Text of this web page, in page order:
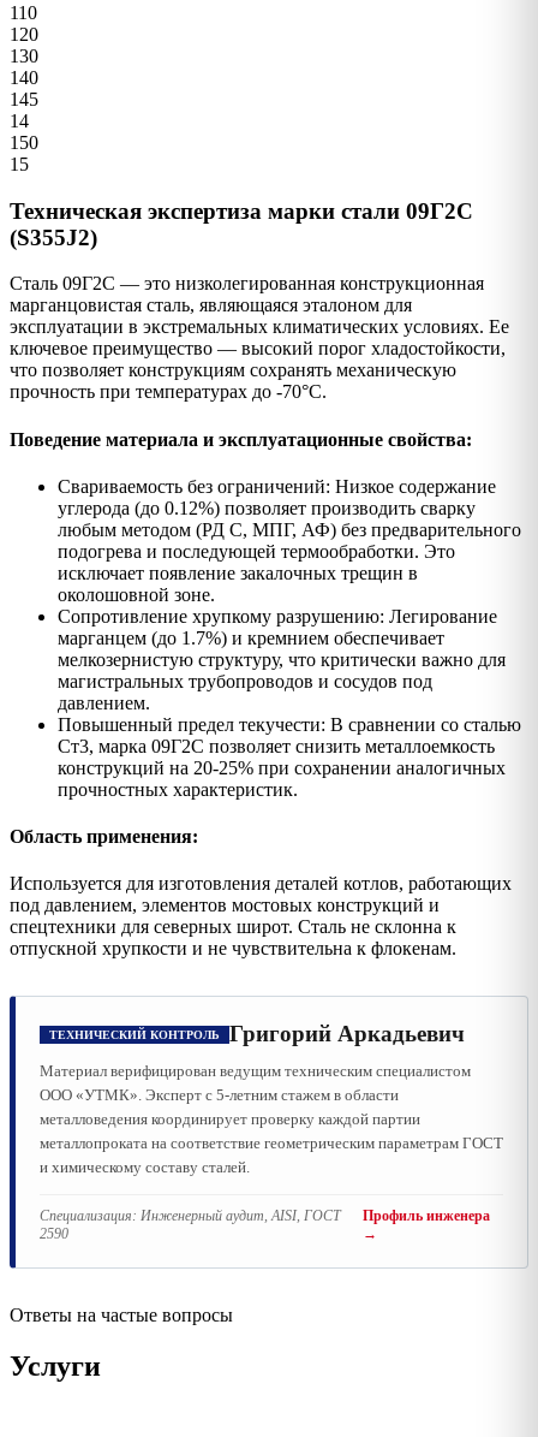
110
120
130
140
145
14
150
15
Техническая экспертиза марки стали 09Г2С
(S355J2)
Сталь 09Г2С — это низколегированная конструкционная
марганцовистая сталь, являющаяся эталоном для
эксплуатации в экстремальных климатических условиях. Ее
ключевое преимущество — высокий порог хладостойкости,
что позволяет конструкциям сохранять механическую
прочность при температурах до -70°C.
Поведение материала и эксплуатационные свойства:
Свариваемость без ограничений: Низкое содержание
углерода (до 0.12%) позволяет производить сварку
любым методом (РД С, МПГ, АФ) без предварительного
подогрева и последующей термообработки. Это
исключает появление закалочных трещин в
околошовной зоне.
Сопротивление хрупкому разрушению: Легирование
марганцем (до 1.7%) и кремнием обеспечивает
мелкозернистую структуру, что критически важно для
магистральных трубопроводов и сосудов под
давлением.
Повышенный предел текучести: В сравнении со сталью
Ст3, марка 09Г2С позволяет снизить металлоемкость
конструкций на 20-25% при сохранении аналогичных
прочностных характеристик.
Область применения:
Используется для изготовления деталей котлов, работающих
под давлением, элементов мостовых конструкций и
спецтехники для северных широт. Сталь не склонна к
отпускной хрупкости и не чувствительна к флокенам.
ТЕХНИЧЕСКИЙ КОНТРОЛЬ Григорий Аркадьевич
Материал верифицирован ведущим техническим специалистом
ООО «УТМК». Эксперт с 5-летним стажем в области
металловедения координирует проверку каждой партии
металлопроката на соответствие геометрическим параметрам ГОСТ
и химическому составу сталей.
Специализация: Инженерный аудит, AISI, ГОСТ
2590
Профиль инженера
→
Ответы на частые вопросы
Услуги